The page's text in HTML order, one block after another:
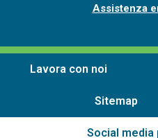
Assistenza
Lavora con noi
Sitemap
Social media